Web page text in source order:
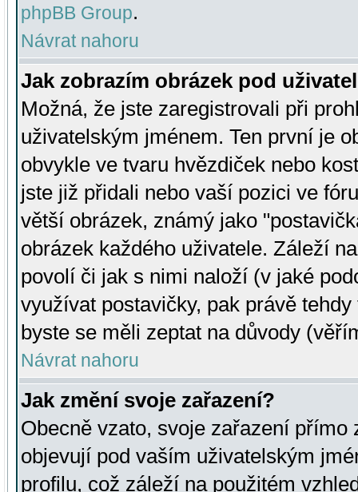
phpBB Group.
Návrat nahoru
Jak zobrazím obrázek pod
Možná, že jste zaregistrovali při
uživatelským jménem. Ten první je
obvykle ve tvaru hvězdiček nebo
jste již přidali nebo vaší pozici ve
větší obrázek, známý jako
obrázek každého uživatele. Záleží
povolí či jak s nimi naloží (v jaké
využívat postavičky, pak právě
byste se měli zeptat na důvody
Návrat nahoru
Jak změní svoje zařazení?
Obecně vzato, svoje zařazení přímo
objevují pod vaším uživatelským
profilu, což záleží na použitém